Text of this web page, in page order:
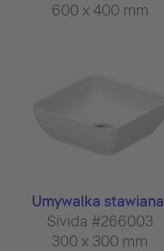
600 x 400 mm
Umywalka stawiana
Sivida #266003
300 x 300 mm